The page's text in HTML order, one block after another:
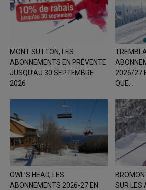
MONT SUTTON, LES
ABONNEMENTS EN PRÉVENTE
JUSQU’AU 30 SEPTEMBRE
2026
2026/27
QUE...
OWL’S HEAD, LES
ABONNEMENTS 2026-27 EN
SUR LES